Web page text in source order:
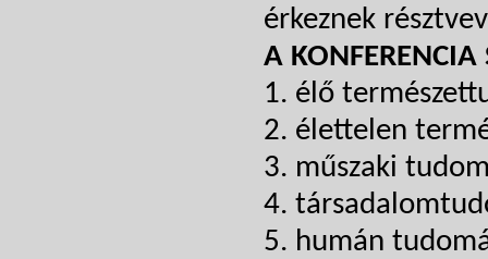
érkeznek
A KONFERENCIA
1. élő
2. élettelen
3. műszaki
4.
5. humán